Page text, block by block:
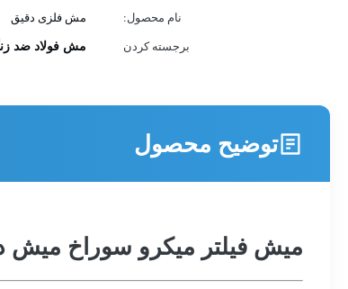
نام محصول:
مش فلزی دقیق
برجسته کردن
مش فولاد ضد
توضیح محصول
میش فیلتر میکرو سوراخ میش